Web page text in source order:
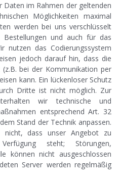
Daten im Rahmen der geltenden
Möglichkeiten maximal
werden bei uns verschlüsselt
und auch für das
nutzen das Codierungssystem
jedoch darauf hin, dass die
bei der Kommunikation per
kann. Ein lückenloser Schutz
Dritte ist nicht möglich. Zur
wir technische und
entsprechend Art. 32
Stand der Technik anpassen.
nicht, dass unser Angebot zu
steht; Störungen,
können nicht ausgeschlossen
Server werden regelmäßig